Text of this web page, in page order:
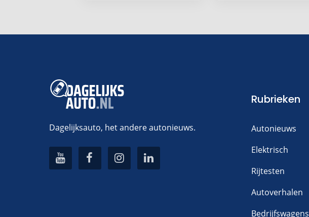
Voeg een reactie toe
Dagelijksauto, het andere autonieuws.
Rubrieken
Autonieuws
Elektrisch
Rijtesten
Autoverhalen
Bedrijfswagens